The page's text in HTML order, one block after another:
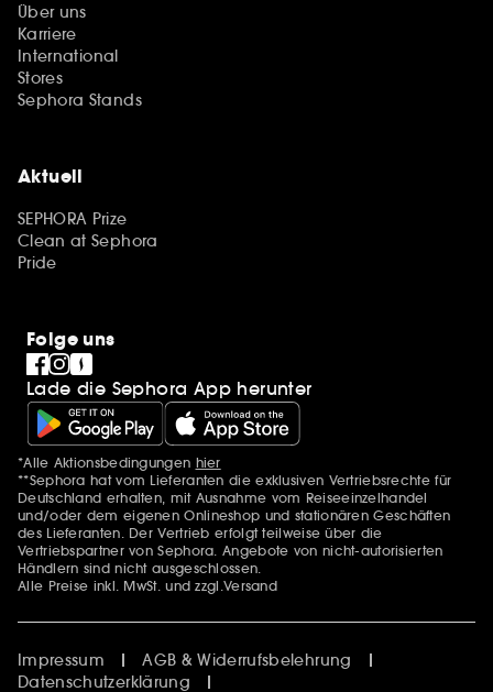
Über uns
Karriere
International
Stores
Sephora Stands
Aktuell
SEPHORA Prize
Clean at Sephora
Pride
Folge uns
Lade die Sephora App herunter
Zusätzlich Erwähnungen
*Alle Aktionsbedingungen hier
**Sephora hat vom Lieferanten die exklusiven Vertriebsrechte für
Deutschland erhalten, mit Ausnahme vom Reiseeinzelhandel
und/oder dem eigenen Onlineshop und stationären Geschäften
des Lieferanten. Der Vertrieb erfolgt teilweise über die
Vertriebspartner von Sephora. Angebote von nicht-autorisierten
Händlern sind nicht ausgeschlossen.
Alle Preise inkl. MwSt. und zzgl.Versand
Impressum
AGB & Widerrufsbelehrung
Datenschutzerklärung